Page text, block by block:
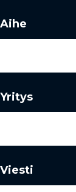
Aihe
Yritys
Viesti